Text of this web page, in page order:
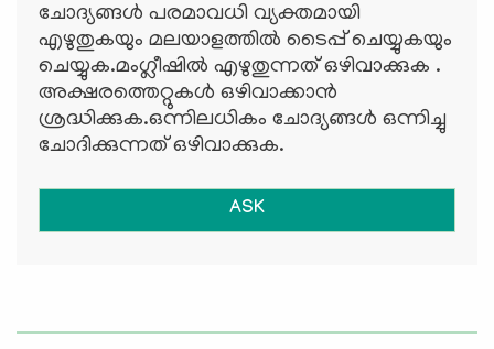
ചോദ്യങ്ങള്‍ പരമാവധി വ്യക്തമായി
എഴുതുകയും മലയാളത്തില്‍ ടൈപ്പ് ചെയ്യുകയും
ചെയ്യുക.മംഗ്ലീഷില്‍ എഴുതുന്നത് ഒഴിവാക്കുക .
അക്ഷരത്തെറ്റുകള്‍ ഒഴിവാക്കാന്‍
ശ്രദ്ധിക്കുക.ഒന്നിലധികം ചോദ്യങ്ങള്‍ ഒന്നിച്ചു
ചോദിക്കുന്നത് ഒഴിവാക്കുക.
ASK